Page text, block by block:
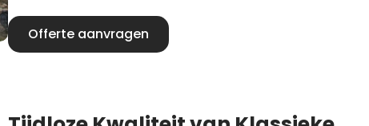
Offerte aanvragen